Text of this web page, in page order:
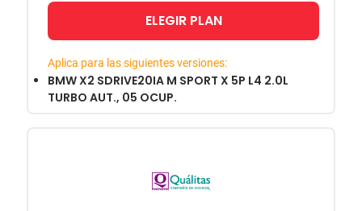
ELEGIR PLAN
Aplica para las siguientes versiones:
BMW X2 SDRIVE20IA M SPORT X 5P L4 2.0L
TURBO AUT., 05 OCUP.